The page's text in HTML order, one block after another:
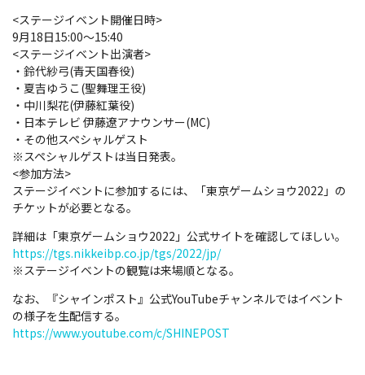
<ステージイベント開催日時>
9月18日15:00～15:40
<ステージイベント出演者>
・鈴代紗弓(青天国春役)
・夏吉ゆうこ(聖舞理王役)
・中川梨花(伊藤紅葉役)
・日本テレビ 伊藤遼アナウンサー(MC)
・その他スペシャルゲスト
※スペシャルゲストは当日発表。
<参加方法>
ステージイベントに参加するには、「東京ゲームショウ2022」の
チケットが必要となる。
詳細は「東京ゲームショウ2022」公式サイトを確認してほしい。
https://tgs.nikkeibp.co.jp/tgs/2022/jp/
※ステージイベントの観覧は来場順となる。
なお、『シャインポスト』公式YouTubeチャンネルではイベント
の様子を生配信する。
https://www.youtube.com/c/SHINEPOST